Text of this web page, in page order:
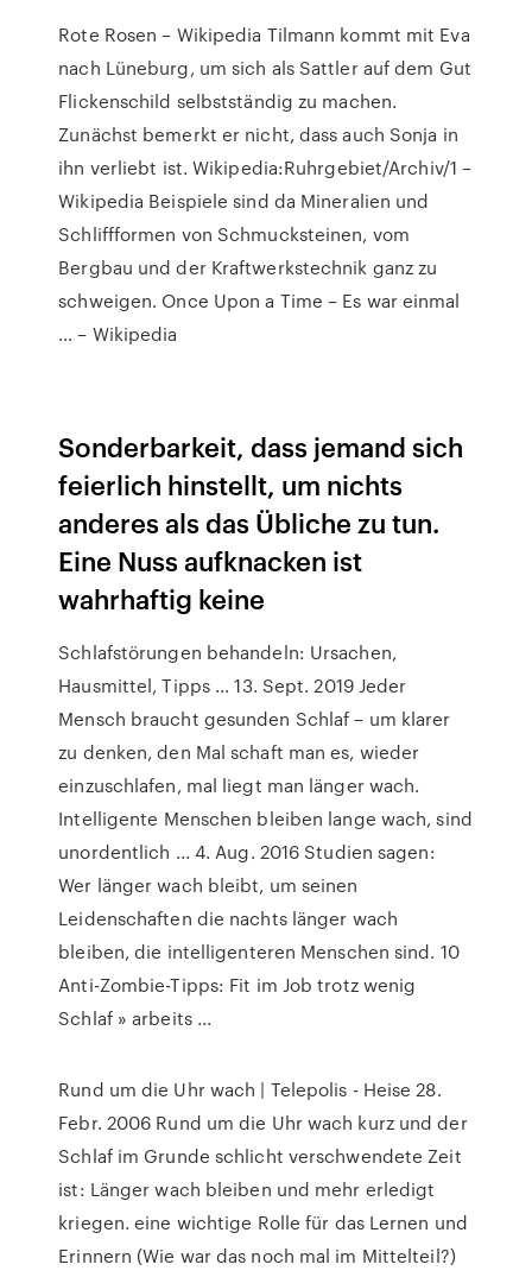
Rote Rosen – Wikipedia Tilmann kommt mit Eva
nach Lüneburg, um sich als Sattler auf dem Gut
Flickenschild selbstständig zu machen.
Zunächst bemerkt er nicht, dass auch Sonja in
ihn verliebt ist. Wikipedia:Ruhrgebiet/Archiv/1 –
Wikipedia Beispiele sind da Mineralien und
Schliffformen von Schmucksteinen, vom
Bergbau und der Kraftwerkstechnik ganz zu
schweigen. Once Upon a Time – Es war einmal
… – Wikipedia
Sonderbarkeit, dass jemand sich
feierlich hinstellt, um nichts
anderes als das Übliche zu tun.
Eine Nuss aufknacken ist
wahrhaftig keine
Schlafstörungen behandeln: Ursachen,
Hausmittel, Tipps ... 13. Sept. 2019 Jeder
Mensch braucht gesunden Schlaf – um klarer
zu denken, den Mal schaft man es, wieder
einzuschlafen, mal liegt man länger wach.
Intelligente Menschen bleiben lange wach, sind
unordentlich ... 4. Aug. 2016 Studien sagen:
Wer länger wach bleibt, um seinen
Leidenschaften die nachts länger wach
bleiben, die intelligenteren Menschen sind. 10
Anti-Zombie-Tipps: Fit im Job trotz wenig
Schlaf » arbeits ...
Rund um die Uhr wach | Telepolis - Heise 28.
Febr. 2006 Rund um die Uhr wach kurz und der
Schlaf im Grunde schlicht verschwendete Zeit
ist: Länger wach bleiben und mehr erledigt
kriegen. eine wichtige Rolle für das Lernen und
Erinnern (Wie war das noch mal im Mittelteil?)